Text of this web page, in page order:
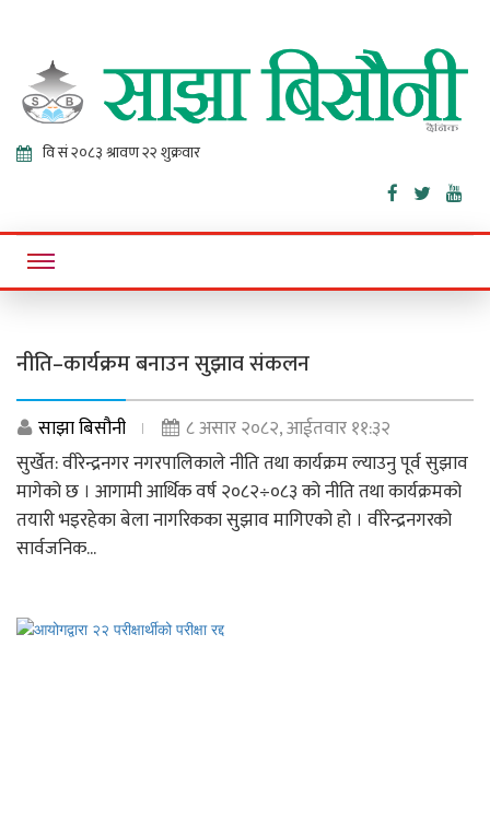
Sajha
Bisaunee
Online News Portal
नीति–कार्यक्रम बनाउन सुझाव संकलन
साझा बिसौनी
८ असार २०८२, आईतवार ११:३२
सुर्खेत: वीरेन्द्रनगर नगरपालिकाले नीति तथा कार्यक्रम ल्याउनु पूर्व सुझाव
मागेको छ । आगामी आर्थिक वर्ष २०८२÷०८३ को नीति तथा कार्यक्रमको
तयारी भइरहेका बेला नागरिकका सुझाव मागिएको हो । वीरेन्द्रनगरको
सार्वजनिक...